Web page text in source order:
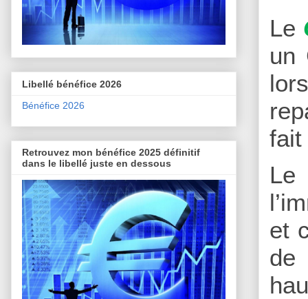
Le
un
fait
Le
et
de
Libellé bénéfice 2026
Bénéfice 2026
Retrouvez mon bénéfice 2025 définitif
dans le libellé juste en dessous